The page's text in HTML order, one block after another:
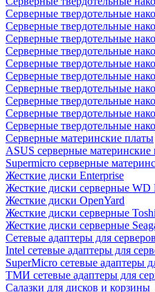
Cерверные твердотельные
Cерверные твердотельные
Серверные твердотельные
Серверные твердотельные
Cерверные твердотельные
Cерверные твердотельные
Cерверные твердотельные
Cерверные твердотельные
Cерверные твердотельные
Cерверные твердотельные
Серверные материнские платы
ASUS серверные материнские
Supermicro серверные
Жесткие диски Enterprise
Жесткие диски серверные WD
Жесткие диски OpenYard
Жесткие диски серверные
Жесткие диски серверные
Сетевые адаптеры для серверов
Intel сетевые адаптеры для
SuperMicro сетевые адаптеры
ТМИ сетевые адаптеры для
Салазки для дисков и корзины